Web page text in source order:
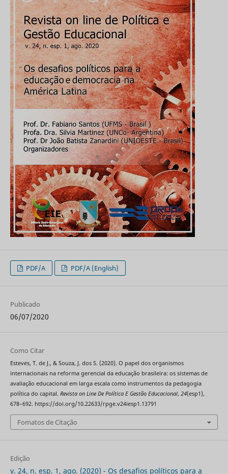
PDF/A PDF/A (English)
Publicado
06/07/2020
Como Citar
Esteves, T. de J., & Souza, J. dos S. (2020). O papel dos organismos
internacionais na reforma gerencial da educação brasileira: os sistemas de
avaliação educacional em larga escala como instrumentos da pedagogia
política do capital. Revista on Line De Política E Gestão Educacional, 24(esp1),
678–692. https://doi.org/10.22633/rpge.v24iesp1.13791
Fomatos de Citação
Edição
v. 24, n. esp. 1, ago. (2020) - Os desafios políticos para a